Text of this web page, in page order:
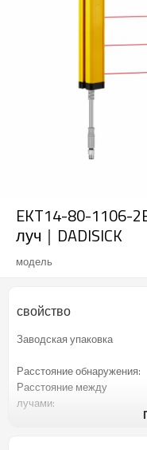
EKT14-80-1106-
луч｜DADISICK
модель
свойство
Заводская упаковка
Расстояние обнаружения:
Расстояние между
лучами: